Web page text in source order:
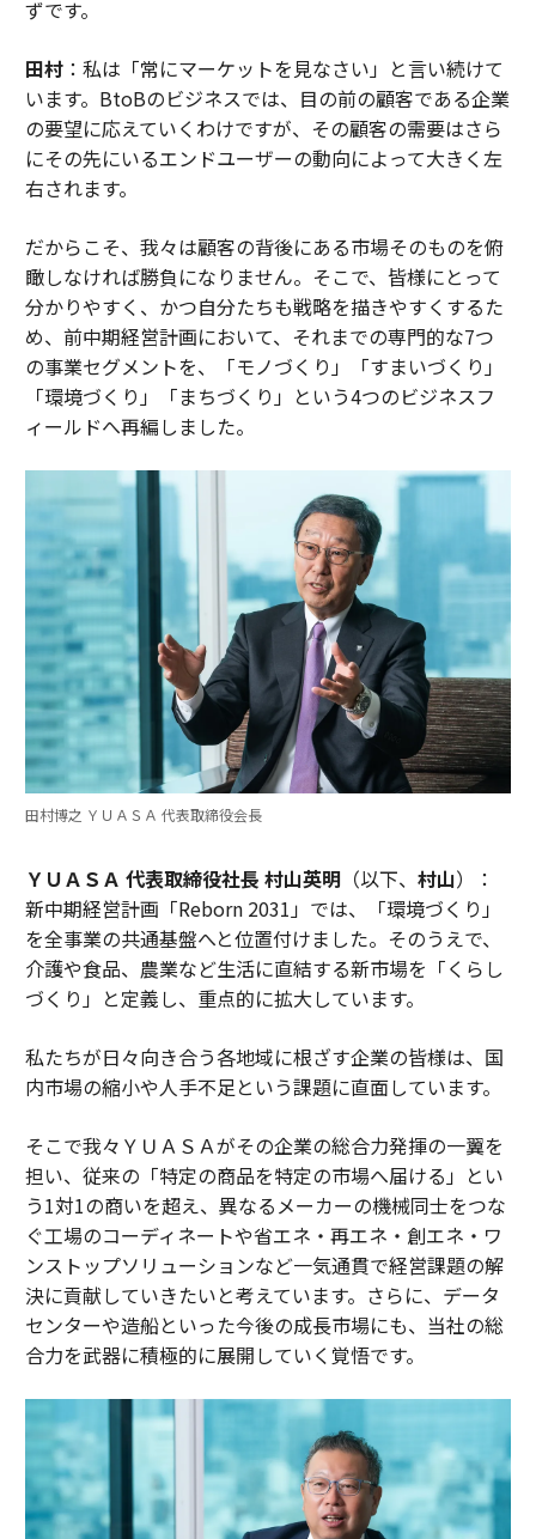
ずです。
田村：私は「常にマーケットを見なさい」と言い続けて
います。BtoBのビジネスでは、目の前の顧客である企業
の要望に応えていくわけですが、その顧客の需要はさら
にその先にいるエンドユーザーの動向によって大きく左
右されます。
だからこそ、我々は顧客の背後にある市場そのものを俯
瞰しなければ勝負になりません。そこで、皆様にとって
分かりやすく、かつ自分たちも戦略を描きやすくするた
め、前中期経営計画において、それまでの専門的な7つ
の事業セグメントを、「モノづくり」「すまいづくり」
「環境づくり」「まちづくり」という4つのビジネスフ
ィールドへ再編しました。
田村博之 ＹＵＡＳＡ 代表取締役会長
ＹＵＡＳＡ 代表取締役社長 村山英明（以下、 村山）：
新中期経営計画「Reborn 2031」では、「環境づくり」
を全事業の共通基盤へと位置付けました。そのうえで、
介護や食品、農業など生活に直結する新市場を「くらし
づくり」と定義し、重点的に拡大しています。
私たちが日々向き合う各地域に根ざす企業の皆様は、国
内市場の縮小や人手不足という課題に直面しています。
そこで我々ＹＵＡＳＡがその企業の総合力発揮の一翼を
担い、従来の「特定の商品を特定の市場へ届ける」とい
う1対1の商いを超え、異なるメーカーの機械同士をつな
ぐ工場のコーディネートや省エネ・再エネ・創エネ・ワ
ンストップソリューションなど一気通貫で経営課題の解
決に貢献していきたいと考えています。さらに、データ
センターや造船といった今後の成長市場にも、当社の総
合力を武器に積極的に展開していく覚悟です。